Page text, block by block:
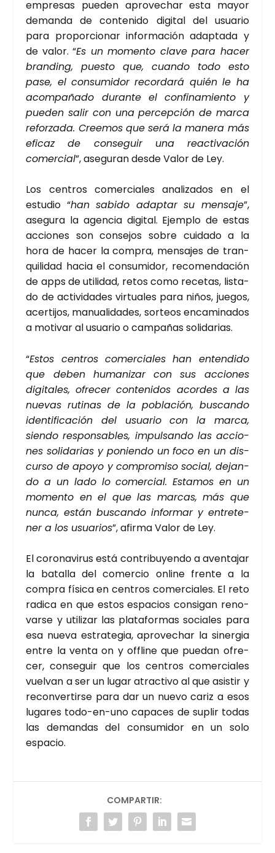
empre­sas pue­den apro­ve­char esta mayor
deman­da de con­te­ni­do digi­tal del usua­rio
para pro­por­cio­nar infor­ma­ción adap­ta­da y
de valor. “Es un momen­to cla­ve para hacer
bran­ding, pues­to que, cuan­do todo esto
pase, el con­su­mi­dor recor­da­rá quién le ha
acom­pa­ña­do duran­te el con­fi­na­mien­to y
pue­den salir con una per­cep­ción de mar­ca
refor­za­da. Cree­mos que será la mane­ra más
efi­caz de con­se­guir una reac­ti­va­ción
comer­cial”, ase­gu­ran des­de Valor de Ley.
Los cen­tros comer­cia­les ana­li­za­dos en el
estu­dio “han sabi­do adap­tar su men­sa­je”,
ase­gu­ra la agen­cia digi­tal. Ejem­plo de estas
accio­nes son con­se­jos sobre cui­da­do a la
hora de hacer la com­pra, men­sa­jes de tran­
qui­li­dad hacia el con­su­mi­dor, reco­men­da­ción
de apps de uti­li­dad, retos como rece­tas, lis­ta­
do de acti­vi­da­des vir­tua­les para niños, jue­gos,
acer­ti­jos, manua­li­da­des, sor­teos enca­mi­na­dos
a moti­var al usua­rio o cam­pa­ñas soli­da­rias.
“Estos cen­tros comer­cia­les han enten­di­do
que deben huma­ni­zar con sus accio­nes
digi­ta­les, ofre­cer con­te­ni­dos acor­des a las
nue­vas ruti­nas de la pobla­ción, bus­can­do
iden­ti­fi­ca­ción del usua­rio con la mar­ca,
sien­do res­pon­sa­bles, impul­san­do las accio­
nes soli­da­rias y ponien­do un foco en un dis­
cur­so de apo­yo y com­pro­mi­so social, dejan­
do a un lado lo comer­cial. Esta­mos en un
momen­to en el que las mar­cas, más que
nun­ca, están bus­can­do infor­mar y entre­te­
ner a los usua­rios”, afir­ma Valor de Ley.
El coro­na­vi­rus está con­tri­bu­yen­do a aven­ta­jar
la bata­lla del comer­cio onli­ne fren­te a la
com­pra físi­ca en cen­tros comer­cia­les. El reto
radi­ca en que estos espa­cios con­si­gan reno­
var­se y uti­li­zar las pla­ta­for­mas socia­les para
esa nue­va estra­te­gia, apro­ve­char la siner­gia
entre la ven­ta on y offli­ne que pue­dan ofre­
cer, con­se­guir que los cen­tros comer­cia­les
vuel­van a ser un lugar atrac­ti­vo al que asis­tir y
recon­ver­tir­se para dar un nue­vo cariz a esos
luga­res todo-en-uno capa­ces de suplir todas
las deman­das del con­su­mi­dor en un solo
espa­cio.
COMPARTIR: